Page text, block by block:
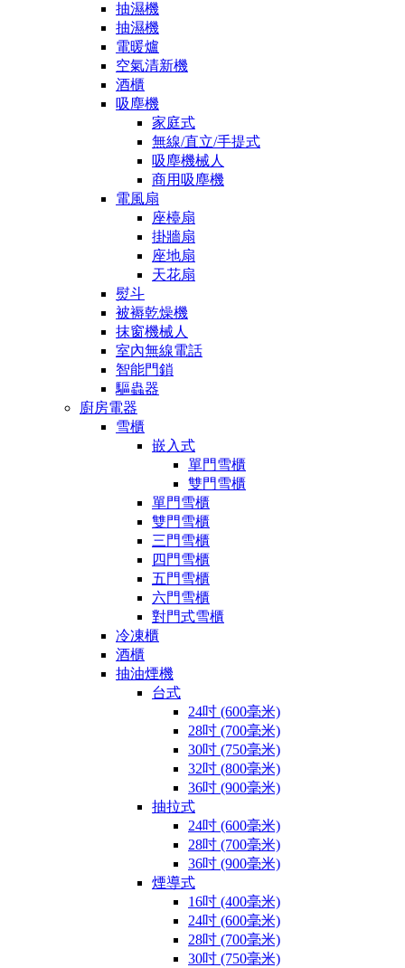
抽濕機
抽濕機
電暖爐
空氣清新機
酒櫃
吸塵機
家庭式
無線/直立/手提式
吸塵機械人
商用吸塵機
電風扇
座檯扇
掛牆扇
座地扇
天花扇
熨斗
被褥乾燥機
抹窗機械人
室內無線電話
智能門鎖
驅蟲器
廚房電器
雪櫃
嵌入式
單門雪櫃
雙門雪櫃
單門雪櫃
雙門雪櫃
三門雪櫃
四門雪櫃
五門雪櫃
六門雪櫃
對門式雪櫃
冷凍櫃
酒櫃
抽油煙機
台式
24吋 (600毫米)
28吋 (700毫米)
30吋 (750毫米)
32吋 (800毫米)
36吋 (900毫米)
抽拉式
24吋 (600毫米)
28吋 (700毫米)
36吋 (900毫米)
煙導式
16吋 (400毫米)
24吋 (600毫米)
28吋 (700毫米)
30吋 (750毫米)